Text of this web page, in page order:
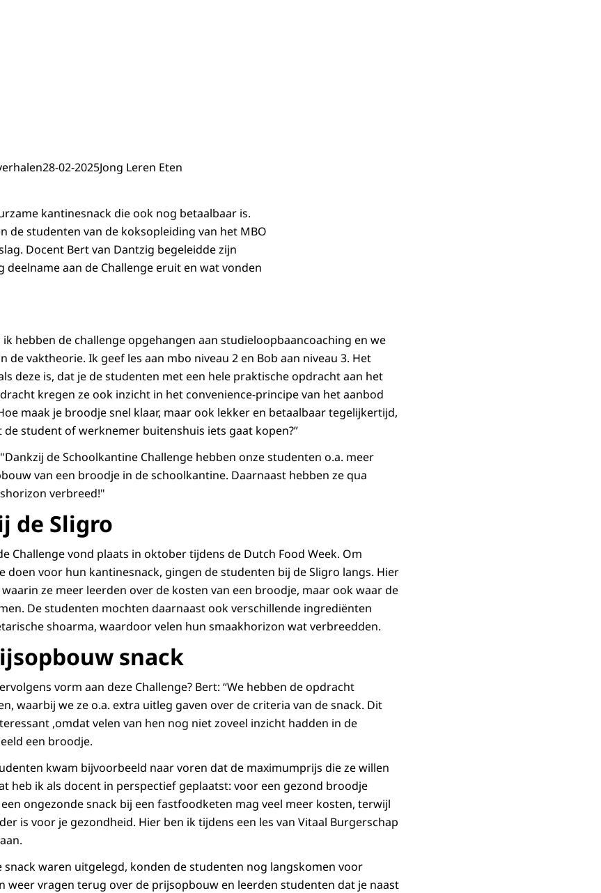
28-02-2025Jong Leren Eten
kantinesnack die ook nog betaalbaar is.
de studenten van de koksopleiding van het MBO
Docent Bert van Dantzig begeleidde zijn
deelname aan de Challenge eruit en wat vonden
ik hebben de challenge opgehangen aan studieloopbaancoaching en we
de vaktheorie. Ik geef les aan mbo niveau 2 en Bob aan niveau 3. Het
deze is, dat je de studenten met een hele praktische opdracht aan het
kregen ze ook inzicht in het convenience-principe van het aanbod
maak je broodje snel klaar, maar ook lekker en betaalbaar tegelijkertijd,
student of werknemer buitenshuis iets gaat kopen?”
de Schoolkantine Challenge hebben onze studenten o.a. meer
van een broodje in de schoolkantine. Daarnaast hebben ze qua
verbreed!"
de Sligro
Challenge vond plaats in oktober tijdens de Dutch Food Week. Om
doen voor hun kantinesnack, gingen de studenten bij de Sligro langs. Hier
ze meer leerden over de kosten van een broodje, maar ook waar de
De studenten mochten daarnaast ook verschillende ingrediënten
shoarma, waardoor velen hun smaakhorizon wat verbreedden.
snack
vorm aan deze Challenge? Bert: “We hebben de opdracht
waarbij we ze o.a. extra uitleg gaven over de criteria van de snack. Dit
,omdat velen van hen nog niet zoveel inzicht hadden in de
een broodje.
kwam bijvoorbeeld naar voren dat de maximumprijs die ze willen
heb ik als docent in perspectief geplaatst: voor een gezond broodje
ongezonde snack bij een fastfoodketen mag veel meer kosten, terwijl
is voor je gezondheid. Hier ben ik tijdens een les van Vitaal Burgerschap
snack waren uitgelegd, konden de studenten nog langskomen voor
weer vragen terug over de prijsopbouw en leerden studenten dat je naast